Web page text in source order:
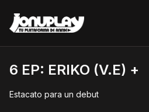
6 EP: ERIKO (V.E) +
Estacato para un debut